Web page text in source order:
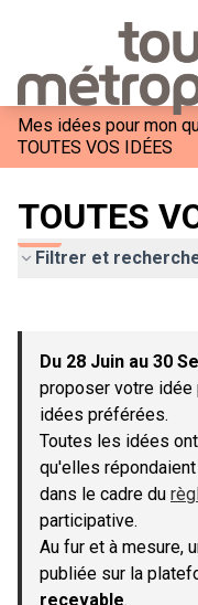
Mes idées pour mon
TOUTES VOS IDÉES
TOUTES
Filtrer et
−
Du 28 Juin au 30
proposer votre idée
idées préférées.
Toutes les idées
qu'elles
dans le cadre du
participative.
Au fur et à mesure,
publiée sur la
recevable.